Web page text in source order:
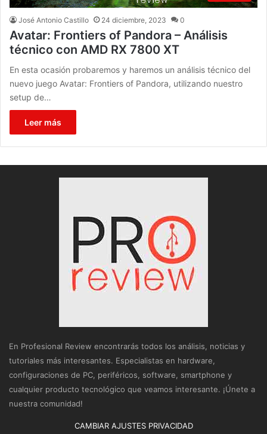
José Antonio Castillo 24 diciembre, 2023 0
Avatar: Frontiers of Pandora – Análisis
técnico con AMD RX 7800 XT
En esta ocasión probaremos y haremos un análisis técnico del
nuevo juego Avatar: Frontiers of Pandora, utilizando nuestro
setup de…
Leer más
En Profesional Review encontrarás todos los análisis, noticias y
tutoriales más interesantes. Especialistas en hardware,
configuraciones de PC, periféricos, software, smartphone y
cualquier producto tecnológico que veamos interesante. ¡Únete a
nuestra comunidad!
CAMBIAR AJUSTES PRIVACIDAD